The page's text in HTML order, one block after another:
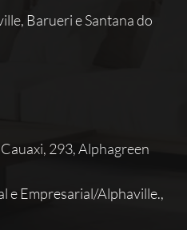
Barueri e Santana do
293, Alphagreen
e Empresarial/Alphaville.,